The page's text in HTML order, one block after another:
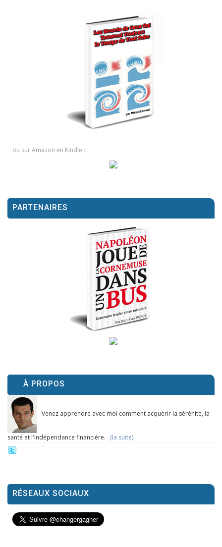
ou sur Amazon en Kindle :
PARTENAIRES
À PROPOS
Venez apprendre avec moi comment acquérir la sérénité, la
santé et l'indépendance financière. (la suite)
RÉSEAUX SOCIAUX